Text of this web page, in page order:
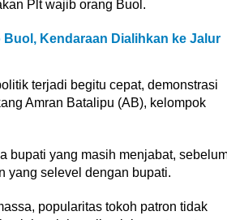
Plt wajib orang Buol.
Kendaraan Dialihkan ke Jalur
terjadi begitu cepat, demonstrasi
Amran Batalipu (AB), kelompok
bupati yang masih menjabat,
yang selevel dengan bupati.
popularitas tokoh patron tidak